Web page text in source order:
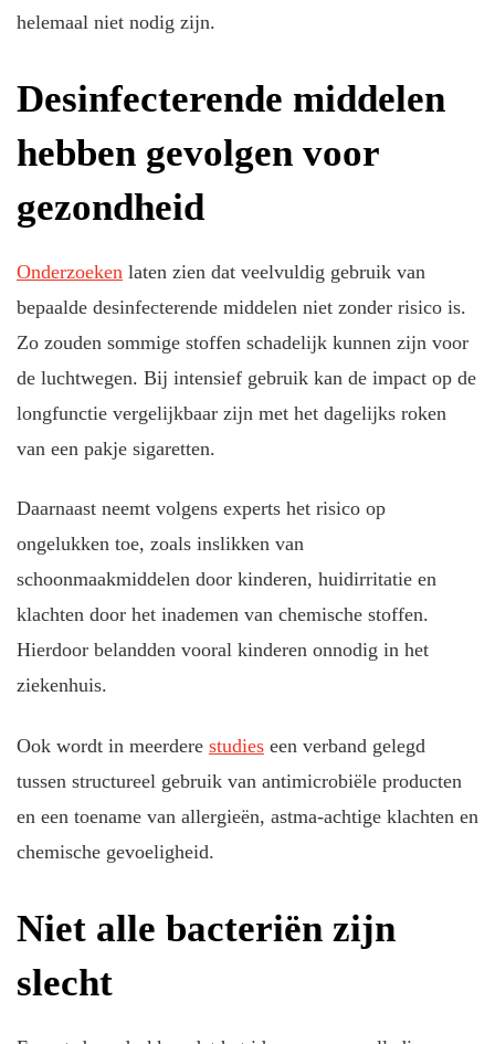
helemaal niet nodig zijn.
Desinfecterende middelen
hebben gevolgen voor
gezondheid
Onderzoeken laten zien dat veelvuldig gebruik van
bepaalde desinfecterende middelen niet zonder risico is.
Zo zouden sommige stoffen schadelijk kunnen zijn voor
de luchtwegen. Bij intensief gebruik kan de impact op de
longfunctie vergelijkbaar zijn met het dagelijks roken
van een pakje sigaretten.
Daarnaast neemt volgens experts het risico op
ongelukken toe, zoals inslikken van
schoonmaakmiddelen door kinderen, huidirritatie en
klachten door het inademen van chemische stoffen.
Hierdoor belandden vooral kinderen onnodig in het
ziekenhuis.
Ook wordt in meerdere studieseen verband gelegd
tussen structureel gebruik van antimicrobiële producten
en een toename van allergieën, astma-achtige klachten en
chemische gevoeligheid.
Niet alle bacteriën zijn
slecht